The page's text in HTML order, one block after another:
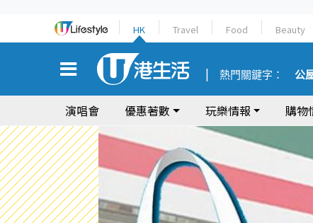
HK Travel Food Beauty
熱門關鍵字： 公
演唱會 優惠著數 玩樂情報 購物